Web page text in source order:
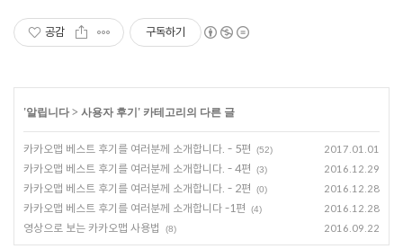
공감 구독하기
'알립니다> 사용자 후기' 카테고리의 다른 글
카카오맵 베스트 후기를 여러분께 소개합니다. - 5편 (52) 2017.01.01
카카오맵 베스트 후기를 여러분께 소개합니다. - 4편 (3) 2016.12.29
카카오맵 베스트 후기를 여러분께 소개합니다. - 2편 (0) 2016.12.28
카카오맵 베스트 후기를 여러분께 소개합니다 -1편 (4) 2016.12.28
영상으로 보는 카카오맵 사용법 (8) 2016.09.22